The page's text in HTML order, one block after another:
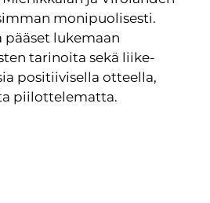
monipuolisesti.
pääset lukemaan
tarinoita sekä liike-
positiivisella otteella,
piilottelematta.